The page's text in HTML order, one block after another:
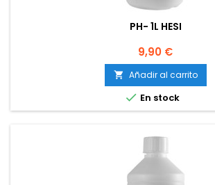
PH- 1L HESI
Precio
9,90 €
 Añadir al carrito
 En stock